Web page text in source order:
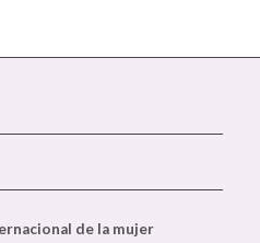
de la mujer